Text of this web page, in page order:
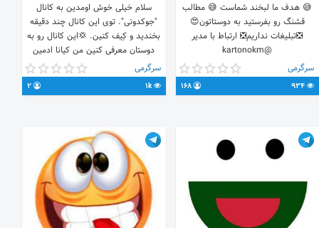
😅 هدف ما لبخند شماست 😅 مطالب
قشنگ رو بفرستید به دوستاتون😍
❎تبلیغات نداریم❎ ارتباط با مدیر
@kartonokm
سرگرمی
934
168
سلام خیلی خوش اومدین به کانال
"جوکدونی". توی این کانال چند دقیقه
بخندید و کِیف کنین. 💢این کانال رو به
دوستان معرفی کنین من کیانا ادمین
هستم.... انتقاد و پیشنهاد آیدی زیر👇:
@kianasolgi_mvbjbs
سرگرمی
1k
2